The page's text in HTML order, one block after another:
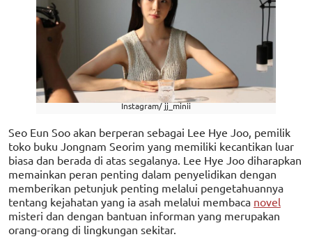
Instagram/ jj_minii
Seo Eun Soo akan berperan sebagai Lee Hye Joo, pemilik
toko buku Jongnam Seorim yang memiliki kecantikan luar
biasa dan berada di atas segalanya. Lee Hye Joo diharapkan
memainkan peran penting dalam penyelidikan dengan
memberikan petunjuk penting melalui pengetahuannya
tentang kejahatan yang ia asah melalui membaca novel
misteri dan dengan bantuan informan yang merupakan
orang-orang di lingkungan sekitar.